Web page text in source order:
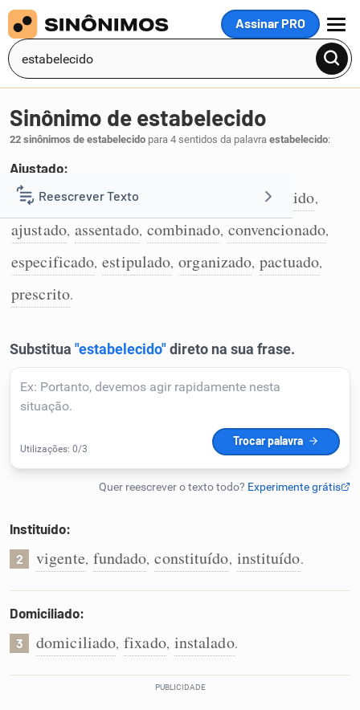
Assinar PRO
MENU
Reescrever Texto
Resumir Texto
Corrigir Texto
Humanizador de IA
Cata-letras
Caça-palavras
Dicionário
Sinônimo de estabelecido
22 sinônimos de estabelecido para 4 sentidos da palavra estabelecido:
Ajustado:
1 acordado,determinado definido,
ajustado, assentado, combinado, convencionado,
especificado, estipulado, organizado, pactuado,
prescrito.
Instituído:
2 vigente, fundado, constituído, instituído.
Domiciliado:
3 domiciliado, fixado, instalado.